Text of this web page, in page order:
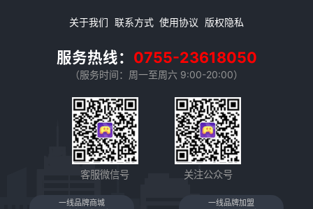
关于我们 联系方式 使用协议 版权隐私
服务热线： 0755-23618050
（服务时间：周一至周六 9:00-20:00）
客服微信号 关注公众号
一线品牌商城
一线品牌加盟